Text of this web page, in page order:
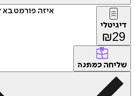
איזה פורמט בא
דיגיטלי
₪29
שליחה כמתנה